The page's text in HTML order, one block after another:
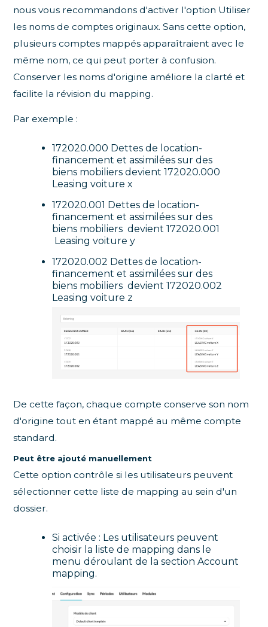
nous vous recommandons d'activer l'option Utiliser
les noms de comptes originaux. Sans cette option,
plusieurs comptes mappés apparaîtraient avec le
même nom, ce qui peut porter à confusion.
Conserver les noms d'origine améliore la clarté et
facilite la révision du mapping.
Par exemple :
172020.000 Dettes de location-
financement et assimilées sur des
biens mobiliers devient 172020.000
Leasing voiture x
172020.001 Dettes de location-
financement et assimilées sur des
biens mobiliers devient 172020.001
Leasing voiture y
172020.002 Dettes de location-
financement et assimilées sur des
biens mobiliers devient 172020.002
Leasing voiture z
De cette façon, chaque compte conserve son nom
d'origine tout en étant mappé au même compte
standard.
Peut être ajouté manuellement
Cette option contrôle si les utilisateurs peuvent
sélectionner cette liste de mapping au sein d'un
dossier.
Si activée : Les utilisateurs peuvent
choisir la liste de mapping dans le
menu déroulant de la section Account
mapping.